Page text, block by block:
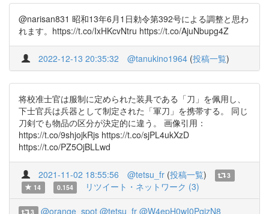
@narisan831 昭和13年6月1日勅令第392号による調整と思わ
れます。https://t.co/IxHKcvNtru https://t.co/AjuNbupg4Z
2022-12-13 20:35:32 @tanukino1964 (投稿一覧)
将校准士官は服制に定められた装具である「刀」を佩用し、
下士官兵は兵器として制定された「軍刀」を携帯する。 同じ
刀剣でも物品の区分が決定的に違う。 画像引用：
https://t.co/9shjojkRjs https://t.co/sjPL4ukXzD
https://t.co/PZ5OjBLLwd
2021-11-02 18:55:56 @tetsu_fr (投稿一覧)
3
14
0.154 リツイート・ネットワーク (3)
3 @orange_spot @tetsu_fr @W4epH0wI0PqizN8